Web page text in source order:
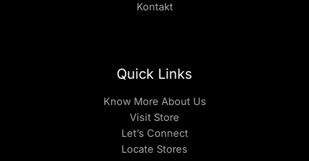
Kontakt
Quick Links
Know More About Us
Visit Store
Let’s Connect
Locate Stores